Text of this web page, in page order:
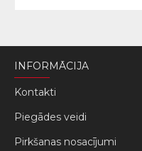
INFORMĀCIJA
Kontakti
Piegādes veidi
Pirkšanas nosacījumi